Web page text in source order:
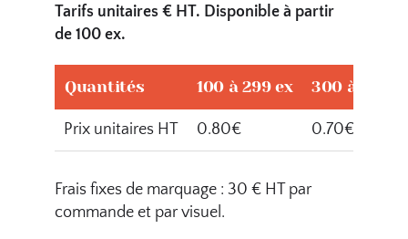
Tarifs unitaires € HT. Disponible à partir
de 100 ex.
Quantités 100 à 299 ex 300 à 499
Prix unitaires HT 0.80€ 0.70€
Frais fixes de marquage : 30 € HT par
commande et par visuel.